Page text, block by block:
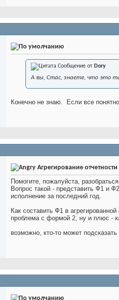
Сообщение от Dory
А вы, Стас, знаете, что это
Конечно не знаю. Если все
Агрегирование отчетности
Помогите, пожалуйста,
Вопрос такой - представить Ф1 и
исполнение за последний год.
Как составить Ф1 в
проблема с формой 2, ну и плюс -
возможно, кто-то может